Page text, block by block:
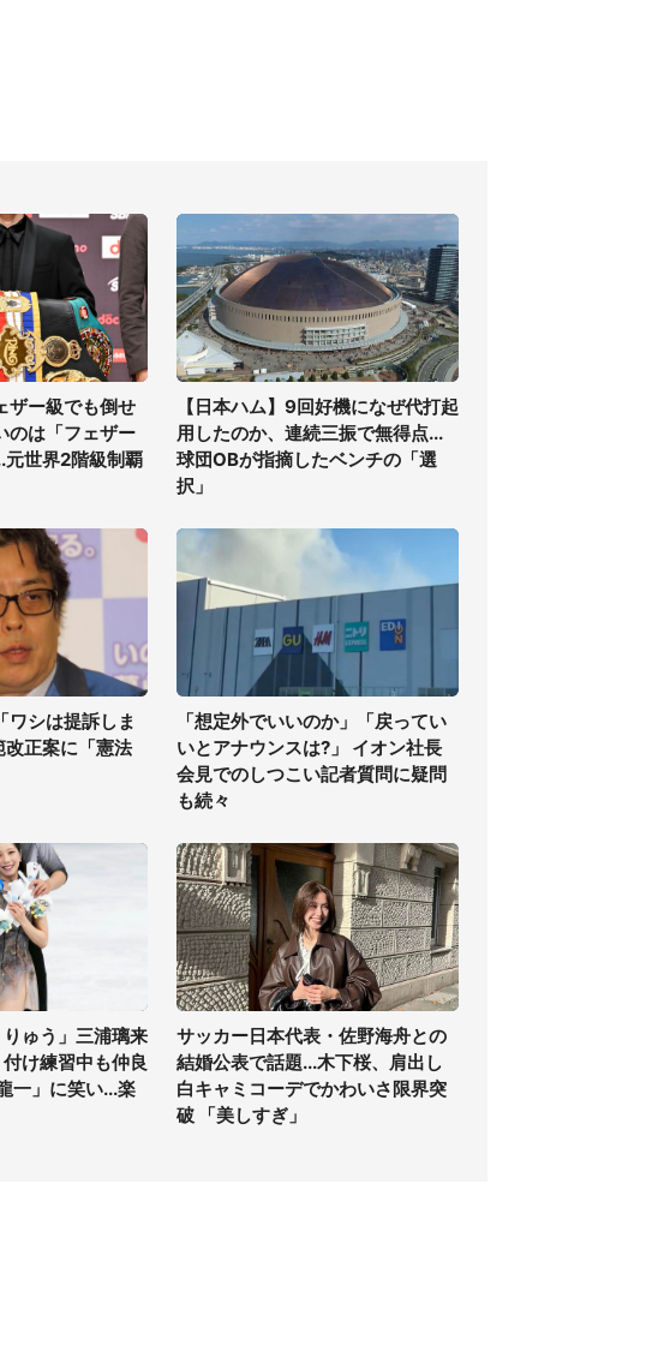
ザー級でも倒せ
のは「フェザー
世界2階級制覇
【日本ハム】9回好機になぜ代打起
用したのか、連続三振で無得点...
球団OBが指摘したベンチの「選
択」
ワシは提訴しま
正案に「憲法
「想定外でいいのか」「戻ってい
いとアナウンスは?」 イオン社長
会見でのしつこい記者質問に疑問
も続々
ゅう」三浦璃来
け練習中も仲良
一」に笑い...楽
サッカー日本代表・佐野海舟との
結婚公表で話題...木下桜、肩出し
白キャミコーデでかわいさ限界突
破 「美しすぎ」